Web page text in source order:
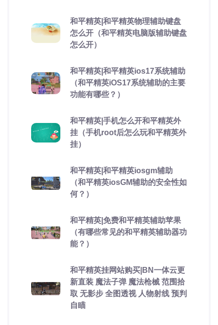
和平精英|和平精英物理辅助键盘
怎么开（和平精英电脑版辅助键盘
怎么开）
和平精英|和平精英ios17系统辅助
（和平精英iOS17系统辅助的主要
功能有哪些？）
和平精英|手机怎么开和平精英外
挂（手机root后怎么玩和平精英外
挂）
和平精英|和平精英iosgm辅助
（和平精英iosGM辅助的安全性如
何？）
和平精英|免费和平精英辅助苹果
（有哪些常见的和平精英辅助器功
能？）
和平精英挂网站购买|BN一体云更
新直装 魔法子弹 魔法枪械 范围拾
取 无影步 全图透视 人物射线 预判
自瞄